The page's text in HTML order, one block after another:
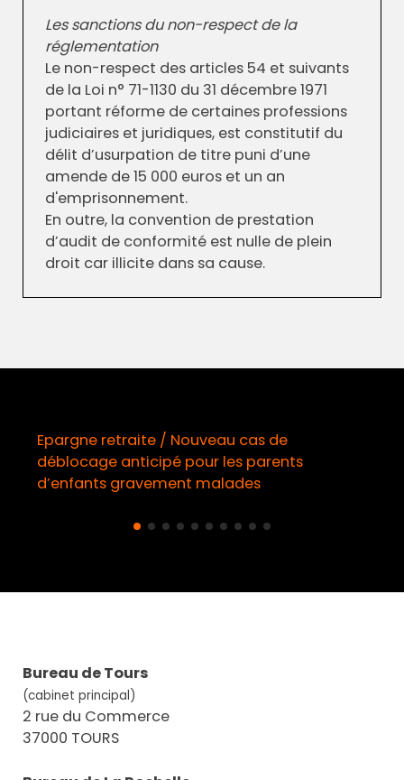
Les sanctions du non-respect de la
réglementation
Le non-respect des articles 54 et suivants
de la Loi n° 71-1130 du 31 décembre 1971
portant réforme de certaines professions
judiciaires et juridiques, est constitutif du
délit d’usurpation de titre puni d’une
amende de 15 000 euros et un an
d'emprisonnement.
En outre, la convention de prestation
d’audit de conformité est nulle de plein
droit car illicite dans sa cause.
DORA / Publication du premier
AES sur les incidents majeurs liés
(cabinet principal)
2 rue du Commerce
37000 TOURS